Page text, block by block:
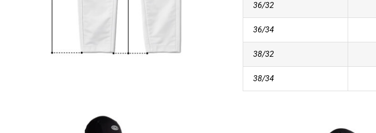
36/32
36/34
38/32
38/34